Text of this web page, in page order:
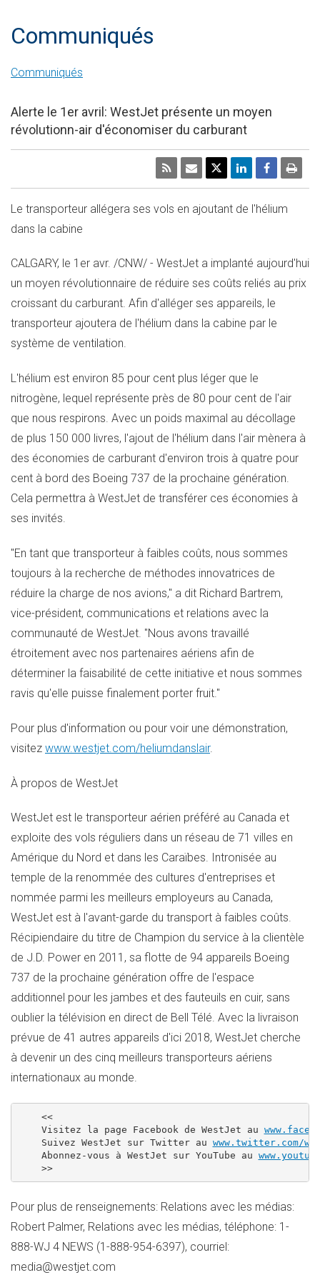
Communiqués
Communiqués
Alerte le 1er avril: WestJet présente un moyen
révolutionn-air d'économiser du carburant
Le transporteur allégera ses vols en ajoutant de l'hélium
dans la cabine
CALGARY, le 1er avr. /CNW/ - WestJet a implanté aujourd'hui
un moyen révolutionnaire de réduire ses coûts reliés au prix
croissant du carburant. Afin d'alléger ses appareils, le
transporteur ajoutera de l'hélium dans la cabine par le
système de ventilation.
L'hélium est environ 85 pour cent plus léger que le
nitrogène, lequel représente près de 80 pour cent de l'air
que nous respirons. Avec un poids maximal au décollage
de plus 150 000 livres, l'ajout de l'hélium dans l'air mènera à
des économies de carburant d'environ trois à quatre pour
cent à bord des Boeing 737 de la prochaine génération.
Cela permettra à WestJet de transférer ces économies à
ses invités.
"En tant que transporteur à faibles coûts, nous sommes
toujours à la recherche de méthodes innovatrices de
réduire la charge de nos avions," a dit Richard Bartrem,
vice-président, communications et relations avec la
communauté de WestJet. "Nous avons travaillé
étroitement avec nos partenaires aériens afin de
déterminer la faisabilité de cette initiative et nous sommes
ravis qu'elle puisse finalement porter fruit."
Pour plus d'information ou pour voir une démonstration,
visitez www.westjet.com/heliumdanslair.
À propos de WestJet
WestJet est le transporteur aérien préféré au Canada et
exploite des vols réguliers dans un réseau de 71 villes en
Amérique du Nord et dans les Caraïbes. Intronisée au
temple de la renommée des cultures d'entreprises et
nommée parmi les meilleurs employeurs au Canada,
WestJet est à l'avant-garde du transport à faibles coûts.
Récipiendaire du titre de Champion du service à la clientèle
de J.D. Power en 2011, sa flotte de 94 appareils Boeing
737 de la prochaine génération offre de l'espace
additionnel pour les jambes et des fauteuils en cuir, sans
oublier la télévision en direct de Bell Télé. Avec la livraison
prévue de 41 autres appareils d'ici 2018, WestJet cherche
à devenir un des cinq meilleurs transporteurs aériens
internationaux au monde.
    <<
    Visitez la page Facebook de WestJet au
    Suivez WestJet sur Twitter au
www.twitter.com/
    Abonnez-vous à WestJet sur YouTube au
    >>
Pour plus de renseignements: Relations avec les médias:
Robert Palmer, Relations avec les médias, téléphone: 1-
888-WJ 4 NEWS (1-888-954-6397), courriel:
media@westjet.com